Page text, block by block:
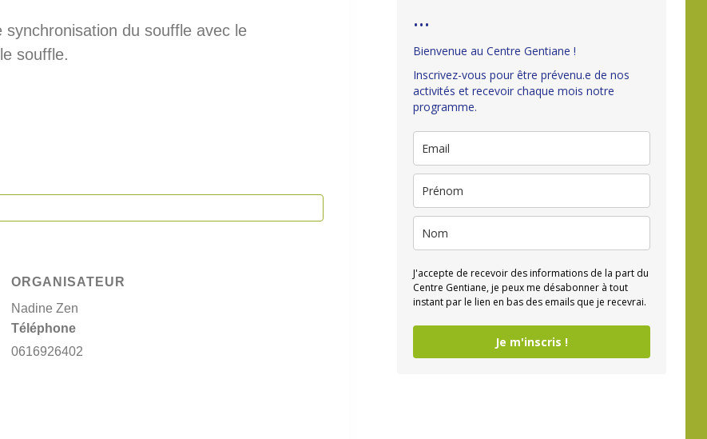
synchronisation du souffle avec le
souffle.
ORGANISATEUR
Nadine Zen
Téléphone
0616926402
...
Bienvenue au Centre Gentiane !
Inscrivez-vous pour être prévenu.e de nos
activités et recevoir chaque mois notre
programme.
J'accepte de recevoir des informations de la part du
Centre Gentiane, je peux me désabonner à tout
instant par le lien en bas des emails que je recevrai.
Je m'inscris !